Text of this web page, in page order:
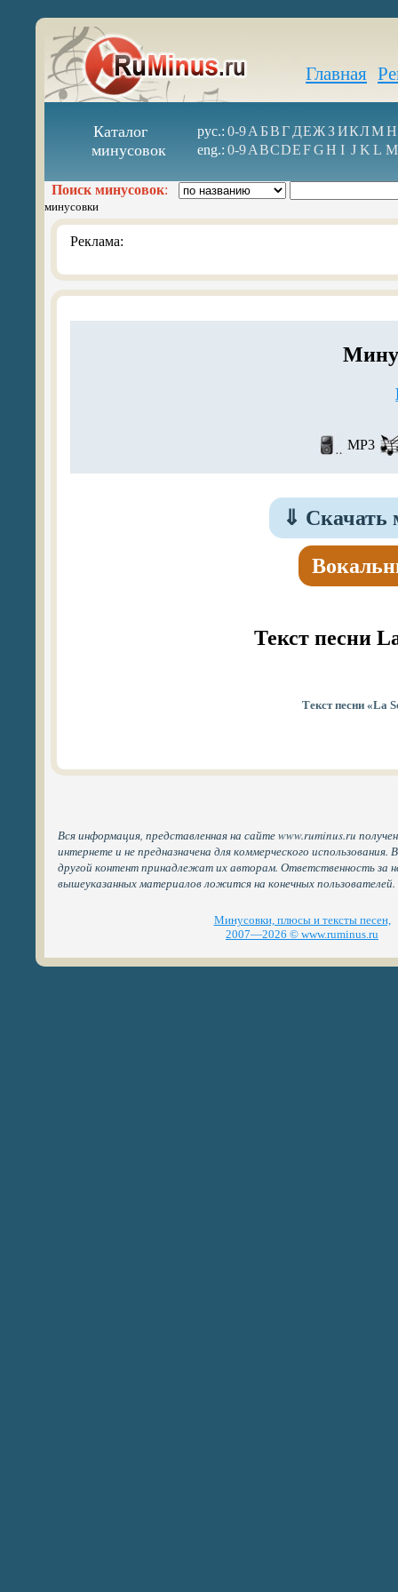
Главная
Каталог
минусовок
рус.: 0-9А БВГ ДЕЖ З ИКЛМН
eng.: 0-9ABCDEFGH I J K L M
Поиск минусовок:
минусовки
Реклама:
MP3
⇓ Скачать
Текст песни
Текст песни «La
Вся информация, представленная на сайте www.ruminus.ru
интернете и не предназначена для коммерческого
другой контент принадлежат их авторам. Ответственность за
вышеуказанных материалов ложится на конечных пользователей.
Минусовки, плюсы и тексты песен,
2007—2026 © www.ruminus.ru